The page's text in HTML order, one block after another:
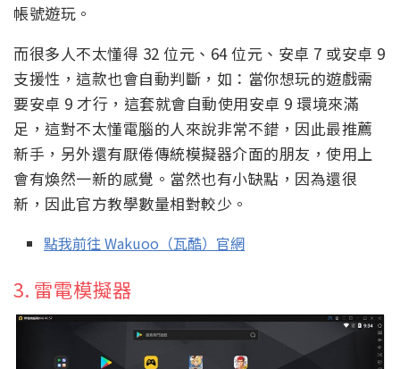
帳號遊玩。
而很多人不太懂得 32 位元、64 位元、安卓 7 或安卓 9
支援性，這款也會自動判斷，如：當你想玩的遊戲需
要安卓 9 才行，這套就會自動使用安卓 9 環境來滿
足，這對不太懂電腦的人來說非常不錯，因此最推薦
新手，另外還有厭倦傳統模擬器介面的朋友，使用上
會有煥然一新的感覺。當然也有小缺點，因為還很
新，因此官方教學數量相對較少。
點我前往 Wakuoo（瓦酷）官網
3. 雷電模擬器